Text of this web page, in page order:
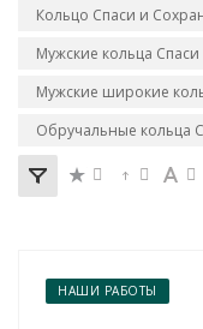
Кольцо Спаси и
Мужские кольца
Мужские широкие
Обручальные кольца
НАШИ РАБОТЫ